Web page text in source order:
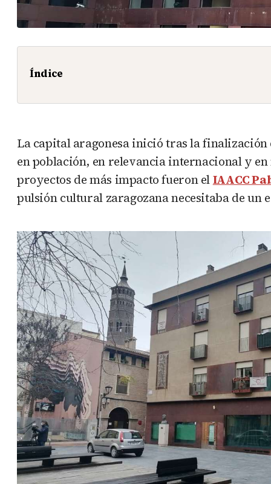
Índice
La capital aragonesa inició tras la
en población, en relevancia internacional y
proyectos de más impacto fueron elIAACC
pulsión cultural zaragozana necesitaba de un